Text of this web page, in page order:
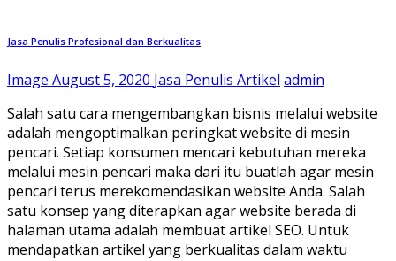
Jasa Penulis Profesional dan Berkualitas
Image August 5, 2020 Jasa Penulis Artikel admin
Salah satu cara mengembangkan bisnis melalui website
adalah mengoptimalkan peringkat website di mesin
pencari. Setiap konsumen mencari kebutuhan mereka
melalui mesin pencari maka dari itu buatlah agar mesin
pencari terus merekomendasikan website Anda. Salah
satu konsep yang diterapkan agar website berada di
halaman utama adalah membuat artikel SEO. Untuk
mendapatkan artikel yang berkualitas dalam waktu